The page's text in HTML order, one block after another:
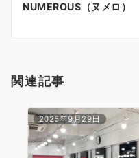
ン
NUMEROUS（ヌメロ）
関連記事
2025年9月29日